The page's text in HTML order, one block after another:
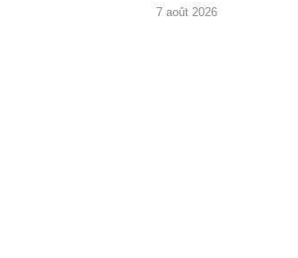
7 août 2026